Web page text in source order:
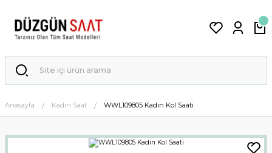
Anasayfa Kadın Saat WWL109805 Kadın Kol Saati